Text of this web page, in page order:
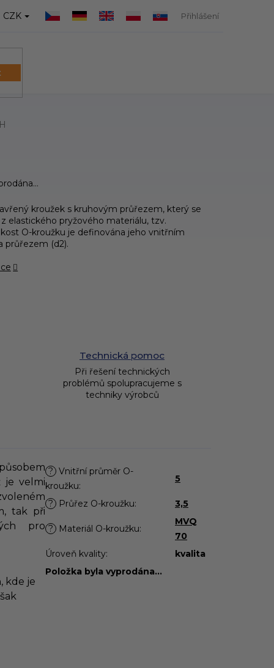
CZK Přihlášení
kroužek s kruhovým průřezem, který se
elastického pryžového materiálu, tzv.
O-kroužku je definována jeho vnitřním
průřezem (d2).
Technická pomoc
Při řešení technických
problémů spolupracujeme s
techniky výrobců
je velmi
tak při
pro
kde je
? Vnitřní průměr O-
kroužku:
5
? Průřez O-kroužku: 3,5
? Materiál O-kroužku:
MVQ
70
Úroveň kvality:
kvalita
Položka byla vyprodána…